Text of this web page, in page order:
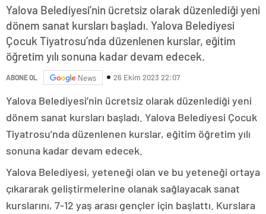
Yalova Belediyesi’nin ücretsiz olarak düzenlediği yeni
dönem sanat kursları başladı. Yalova Belediyesi
Çocuk Tiyatrosu’nda düzenlenen kurslar, eğitim
öğretim yılı sonuna kadar devam edecek.
ABONE OL News 26 Ekim 2023 22:07
Yalova Belediyesi’nin ücretsiz olarak düzenlediği yeni
dönem sanat kursları başladı. Yalova Belediyesi Çocuk
Tiyatrosu’nda düzenlenen kurslar, eğitim öğretim yılı
sonuna kadar devam edecek.
Yalova Belediyesi, yeteneği olan ve bu yeteneği ortaya
çıkararak geliştirmelerine olanak sağlayacak sanat
kurslarını, 7-12 yaş arası gençler için başlattı. Kurslara